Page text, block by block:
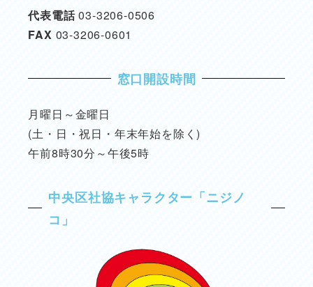
代表電話03-3206-0506
FAX 03-3206-0601
窓口開設時間
月曜日～金曜日
(土・日・祝日・年末年始を除く)
午前8時30分～午後5時
中央区社協キャラクター「ニジノ
コ」